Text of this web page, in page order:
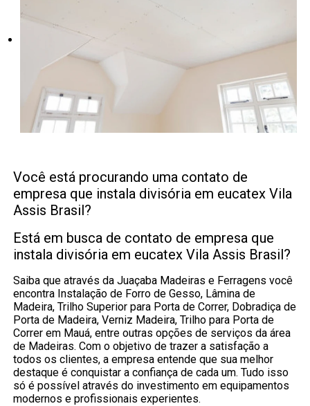
Você está procurando uma contato de
empresa que instala divisória em eucatex Vila
Assis Brasil?
Está em busca de contato de empresa que
instala divisória em eucatex Vila Assis Brasil?
Saiba que através da Juaçaba Madeiras e Ferragens você
encontra Instalação de Forro de Gesso, Lâmina de
Madeira, Trilho Superior para Porta de Correr, Dobradiça de
Porta de Madeira, Verniz Madeira, Trilho para Porta de
Correr em Mauá, entre outras opções de serviços da área
de Madeiras. Com o objetivo de trazer a satisfação a
todos os clientes, a empresa entende que sua melhor
destaque é conquistar a confiança de cada um. Tudo isso
só é possível através do investimento em equipamentos
modernos e profissionais experientes.